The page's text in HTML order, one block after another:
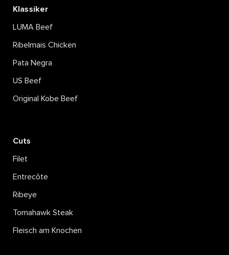
Klassiker
LUMA Beef
Ribelmais Chicken
Pata Negra
US Beef
Original Kobe Beef
Cuts
Filet
Entrecôte
Ribeye
Tomahawk Steak
Fleisch am Knochen